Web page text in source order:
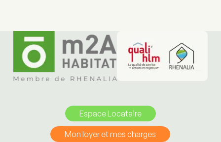
Espace Locataire
Mon loyer et mes charges